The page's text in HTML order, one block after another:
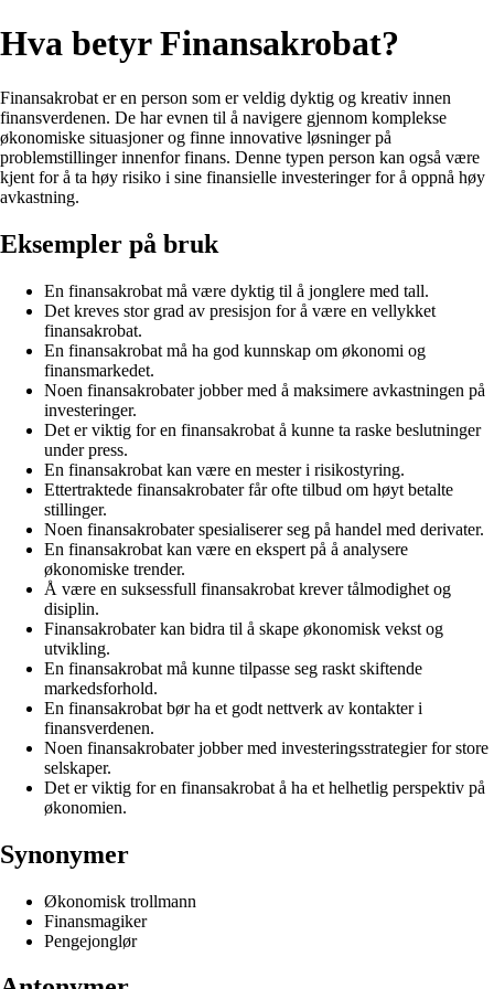
Hva betyr Finansakrobat?
Finansakrobat er en person som er veldig dyktig og kreativ innen
finansverdenen. De har evnen til å navigere gjennom komplekse
økonomiske situasjoner og finne innovative løsninger på
problemstillinger innenfor finans. Denne typen person kan også være
kjent for å ta høy risiko i sine finansielle investeringer for å oppnå høy
avkastning.
Eksempler på bruk
En finansakrobat må være dyktig til å jonglere med tall.
Det kreves stor grad av presisjon for å være en vellykket
finansakrobat.
En finansakrobat må ha god kunnskap om økonomi og
finansmarkedet.
Noen finansakrobater jobber med å maksimere avkastningen på
investeringer.
Det er viktig for en finansakrobat å kunne ta raske beslutninger
under press.
En finansakrobat kan være en mester i risikostyring.
Ettertraktede finansakrobater får ofte tilbud om høyt betalte
stillinger.
Noen finansakrobater spesialiserer seg på handel med derivater.
En finansakrobat kan være en ekspert på å analysere
økonomiske trender.
Å være en suksessfull finansakrobat krever tålmodighet og
disiplin.
Finansakrobater kan bidra til å skape økonomisk vekst og
utvikling.
En finansakrobat må kunne tilpasse seg raskt skiftende
markedsforhold.
En finansakrobat bør ha et godt nettverk av kontakter i
finansverdenen.
Noen finansakrobater jobber med investeringsstrategier for store
selskaper.
Det er viktig for en finansakrobat å ha et helhetlig perspektiv på
økonomien.
Synonymer
Økonomisk trollmann
Finansmagiker
Pengejonglør